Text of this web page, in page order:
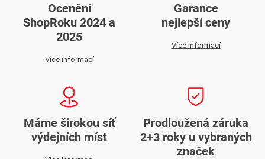
Ocenění
ShopRoku 2024 a
2025
Více informací
Garance
nejlepší ceny
Více informací
Máme širokou síť
výdejních míst
Prodloužená záruka
2+3 roky u vybraných
značek